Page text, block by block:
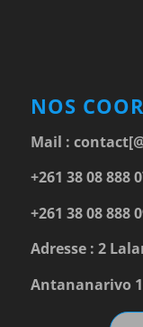
NOS
Mail :
+261 38 08 888
+261 38 08 888
Adresse : 2
Antananarivo